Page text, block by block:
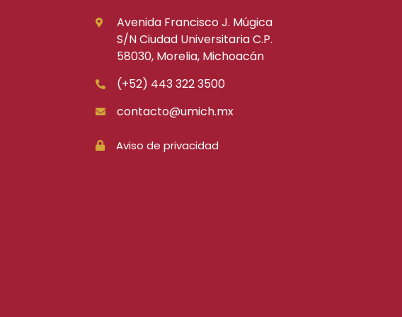
Avenida Francisco J. Múgica
S/N Ciudad Universitaria C.P.
58030, Morelia, Michoacán
(+52) 443 322 3500
contacto@umich.mx
Aviso de privacidad